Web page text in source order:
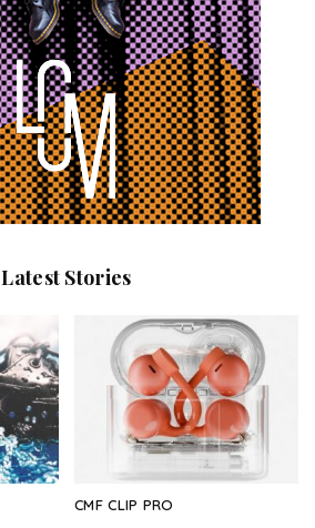
Latest Stories
CMF CLIP PRO